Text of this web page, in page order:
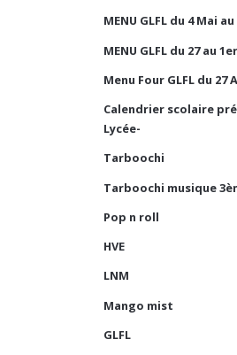
MENU GLFL du 4 Mai
MENU GLFL du 27 au
Menu Four GLFL du 27
Calendrier scolaire
Lycée-
Tarboochi
Tarboochi musique
Pop n roll
HVE
LNM
Mango mist
GLFL